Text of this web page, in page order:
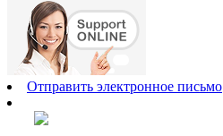
Отправить электронное письмо